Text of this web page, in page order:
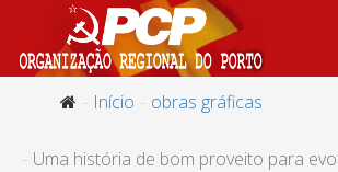
Início obras gráficas
Uma história de bom proveito para